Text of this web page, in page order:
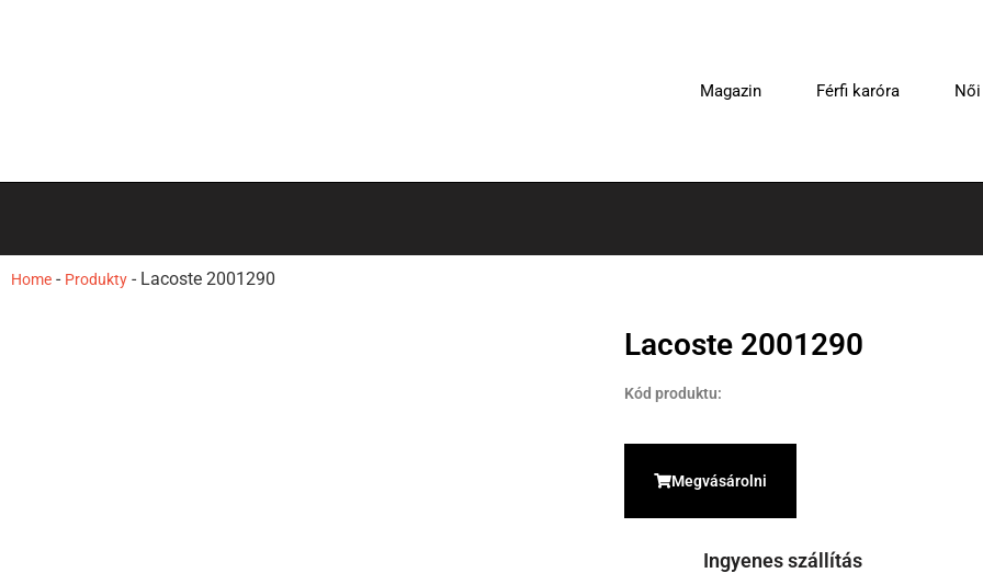
Magazin Férfi karóra
Home - Produkty - Lacoste 2001290
Lacoste 2001290
Kód produktu:
Megvásárolni
Ingyenes szállítás